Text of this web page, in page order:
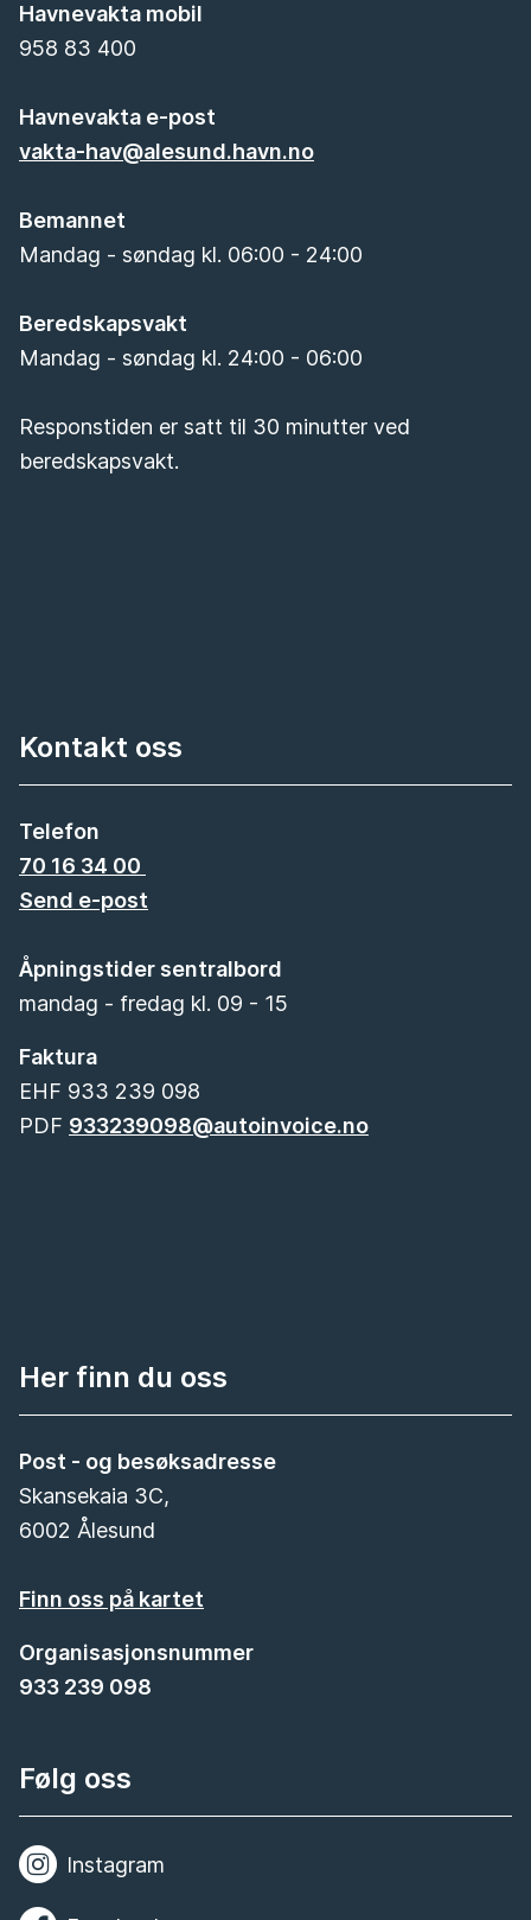
Havnevakta mobil
958 83 400
Havnevakta e-post
vakta-hav@alesund.havn.no
Bemannet
Mandag - søndag kl. 06:00 - 24:00
Beredskapsvakt
Mandag - søndag kl. 24:00 - 06:00
Responstiden er satt til 30 minutter ved
beredskapsvakt.
Kontakt oss
Telefon
70 16 34 00
Send e-post
Åpningstider sentralbord
mandag - fredag kl. 09 - 15
Faktura
EHF 933 239 098
PDF 933239098@autoinvoice.no
Her finn du oss
Post - og besøksadresse
Skansekaia 3C,
6002 Ålesund
Finn oss på kartet
Organisasjonsnummer
933 239 098
Følg oss
Instagram